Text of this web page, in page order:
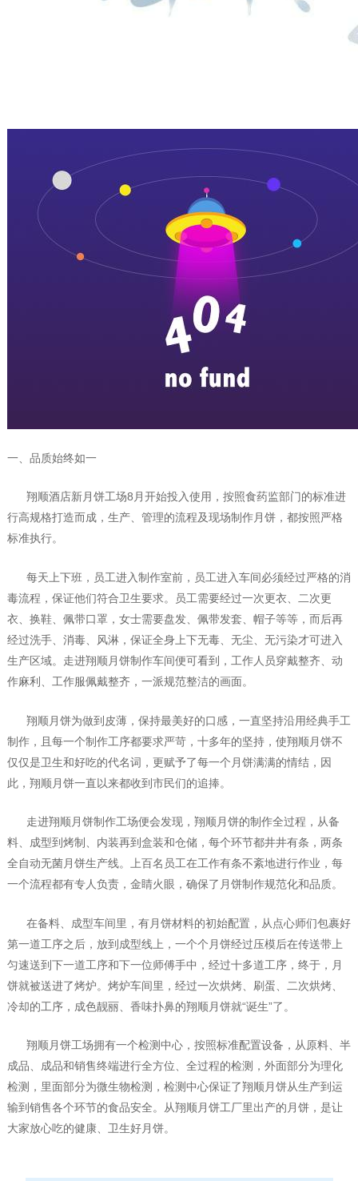
一、品质始终如一
翔顺酒店新月饼工场8月开始投入使用，按照食药监部门的标准进
行高规格打造而成，生产、管理的流程及现场制作月饼，都按照严格
标准执行。
每天上下班，员工进入制作室前，员工进入车间必须经过严格的消
毒流程，保证他们符合卫生要求。员工需要经过一次更衣、二次更
衣、换鞋、佩带口罩，女士需要盘发、佩带发套、帽子等等，而后再
经过洗手、消毒、风淋，保证全身上下无毒、无尘、无污染才可进入
生产区域。走进翔顺月饼制作车间便可看到，工作人员穿戴整齐、动
作麻利、工作服佩戴整齐，一派规范整洁的画面。
翔顺月饼为做到皮薄，保持最美好的口感，一直坚持沿用经典手工
制作，且每一个制作工序都要求严苛，十多年的坚持，使翔顺月饼不
仅仅是卫生和好吃的代名词，更赋予了每一个月饼满满的情结，因
此，翔顺月饼一直以来都收到市民们的追捧。
走进翔顺月饼制作工场便会发现，翔顺月饼的制作全过程，从备
料、成型到烤制、内装再到盒装和仓储，每个环节都井井有条，两条
全自动无菌月饼生产线。上百名员工在工作有条不紊地进行作业，每
一个流程都有专人负责，金睛火眼，确保了月饼制作规范化和品质。
在备料、成型车间里，有月饼材料的初始配置，从点心师们包裹好
第一道工序之后，放到成型线上，一个个月饼经过压模后在传送带上
匀速送到下一道工序和下一位师傅手中，经过十多道工序，终于，月
饼就被送进了烤炉。烤炉车间里，经过一次烘烤、刷蛋、二次烘烤、
冷却的工序，成色靓丽、香味扑鼻的翔顺月饼就“诞生”了。
翔顺月饼工场拥有一个检测中心，按照标准配置设备，从原料、半
成品、成品和销售终端进行全方位、全过程的检测，外面部分为理化
检测，里面部分为微生物检测，检测中心保证了翔顺月饼从生产到运
输到销售各个环节的食品安全。从翔顺月饼工厂里出产的月饼，是让
大家放心吃的健康、卫生好月饼。